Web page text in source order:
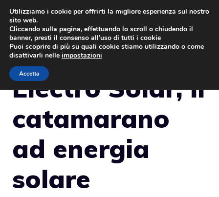
Vai
contenuto
Electro Solar, il
catamarano
ad energia
solare
Utilizziamo i cookie per offrirti la migliore esperienza sul nostro
sito web.
Cliccando sulla pagina, effettuando lo scroll o chiudendo il
banner, presti il consenso all’uso di tutti i cookie
Puoi scoprire di più su quali cookie stiamo utilizzando o come
disattivarli nelle impostazioni
Accetta